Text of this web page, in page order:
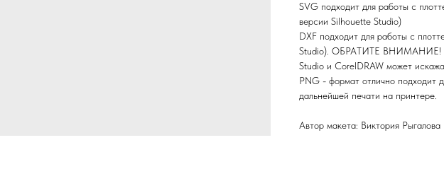
SVG подходит для работы с
версии Silhouette Studio)
DXF подходит для работы с
Studio). ОБРАТИТЕ ВНИМАНИЕ!
Studio и CorelDRAW может
PNG - формат отлично подходит
дальнейшей печати на принтере.
Автор макета: Виктория Рыгалова